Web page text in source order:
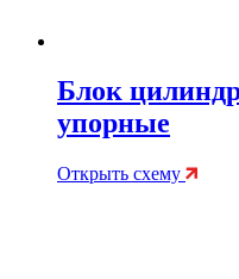
Блок
упорные
Открыть схему